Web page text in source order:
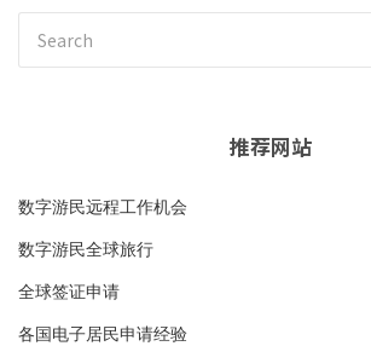
推荐网站
数字游民远程工作机会
数字游民全球旅行
全球签证申请
各国电子居民申请经验